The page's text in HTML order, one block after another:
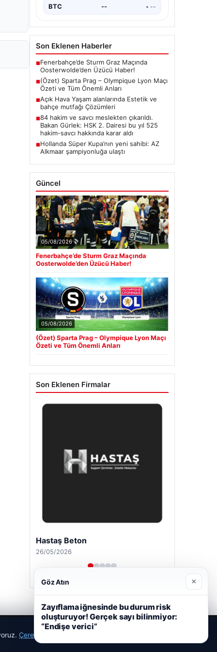
BTC -- • --
Son Eklenen Haberler
■Fenerbahçe’de Sturm Graz Maçında
Oosterwolde’den Üzücü Haber!
■(Özet) Sparta Prag – Olympique Lyon Maçı
Özeti ve Tüm Önemli Anları
■Açık Hava Yaşam alanlarında Estetik ve
bahçe mutfağı Çözümleri
■84 hakim ve savcı meslekten çıkarıldı.
Bakan Gürlek: HSK 2. Dairesi bu yıl 525
hakim-savcı hakkında karar aldı
■Hollanda Süper Kupa’nın yeni sahibi: AZ
Alkmaar şampiyonluğa ulaştı
Güncel
05/08/2026
Fenerbahçe’de Sturm Graz Maçında
Oosterwolde’den Üzücü Haber!
05/08/2026
(Özet) Sparta Prag – Olympique Lyon Maçı
Özeti ve Tüm Önemli Anları
Son Eklenen Firmalar
Hastaş Beton
26/05/2026
Çerez Politikamız
Göz Atın ×
Zayıflama iğnesinde bu durum risk
oluşturuyor! Gerçek sayı bilinmiyor:
“Endişe verici”